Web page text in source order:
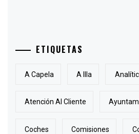
ETIQUETAS
A Capela A Illa
Atención Al Cliente
Coches Comisiones